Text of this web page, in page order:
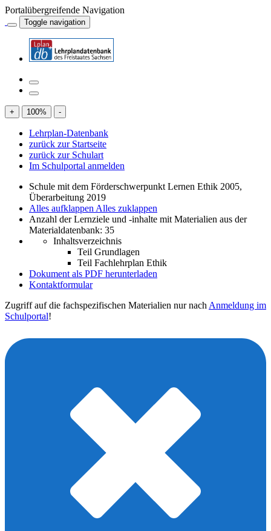
Portalübergreifende Navigation
Toggle navigation
+ 100% -
Lehrplan-Datenbank
zurück zur Startseite
zurück zur Schulart
Im Schulportal anmelden
Schule mit dem Förderschwerpunkt Lernen Ethik 2005,
Überarbeitung 2019
Alles aufklappen Alles zuklappen
Anzahl der Lernziele und -inhalte mit Materialien aus der
Materialdatenbank: 35
Inhaltsverzeichnis
Teil Grundlagen
Teil Fachlehrplan Ethik
Dokument als PDF herunterladen
Kontaktformular
Zugriff auf die fachspezifischen Materialien nur nach Anmeldung im
Schulportal!